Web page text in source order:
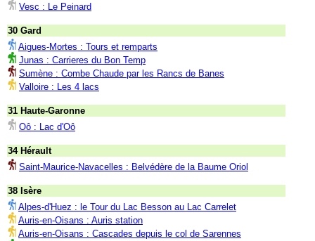
Vesc : Le Peinard
30 Gard
Aigues-Mortes : Tours et remparts
Junas : Carrieres du Bon Temp
Sumène : Combe Chaude par les Rancs de Banes
Valloire : Les 4 lacs
31 Haute-Garonne
Oô : Lac d'Oô
34 Hérault
Saint-Maurice-Navacelles : Belvédère de la Baume Oriol
38 Isère
Alpes-d'Huez : le Tour du Lac Besson au Lac Carrelet
Auris-en-Oisans : Auris station
Auris-en-Oisans : Cascades depuis le col de Sarennes